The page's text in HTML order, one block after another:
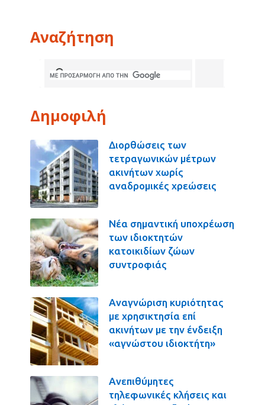
Αναζήτηση
Δημοφιλή
Διορθώσεις των
τετραγωνικών μέτρων
ακινήτων χωρίς
αναδρομικές χρεώσεις
Νέα σημαντική υποχρέωση
των ιδιοκτητών
κατοικιδίων ζώων
συντροφιάς
Αναγνώριση κυριότητας
με χρησικτησία επί
ακινήτων με την ένδειξη
«αγνώστου ιδιοκτήτη»
Ανεπιθύμητες
τηλεφωνικές κλήσεις και